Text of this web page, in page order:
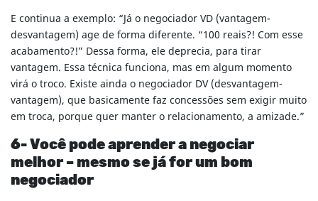
E continua a exemplo: “Já o negociador VD (vantagem-
desvantagem) age de forma diferente. “100 reais?! Com esse
acabamento?!” Dessa forma, ele deprecia, para tirar
vantagem. Essa técnica funciona, mas em algum momento
virá o troco. Existe ainda o negociador DV (desvantagem-
vantagem), que basicamente faz concessões sem exigir muito
em troca, porque quer manter o relacionamento, a amizade.”
6- Você pode aprender a negociar
melhor – mesmo se já for um bom
negociador